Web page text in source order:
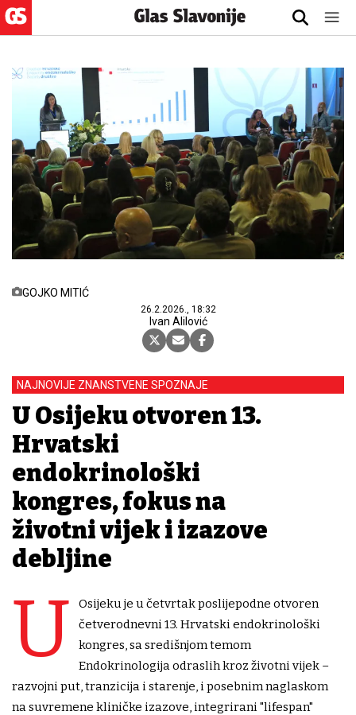
GOJKO MITIĆ
26.2.2026., 18:32
Ivan Alilović
NAJNOVIJE ZNANSTVENE SPOZNAJE
U Osijeku otvoren 13.
Hrvatski
endokrinološki
kongres, fokus na
životni vijek i izazove
debljine
U
Osijeku je u četvrtak poslijepodne otvoren
četverodnevni 13. Hrvatski endokrinološki
kongres, sa središnjom temom
Endokrinologija odraslih kroz životni vijek –
razvojni put, tranzicija i starenje, i posebnim naglaskom
na suvremene kliničke izazove, integrirani "lifespan"